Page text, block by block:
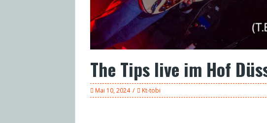
The Tips live im Hof
Mai 10, 2024 Kt-tobi